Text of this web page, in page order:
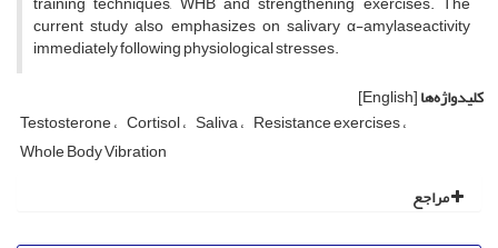
current study also emphasizes on salivary α-amylaseactivity
immediately following physiological stresses.
کلیدواژه‌ها[English]
Testosterone Cortisol Saliva Resistance exercises
Whole Body Vibration
مراجع